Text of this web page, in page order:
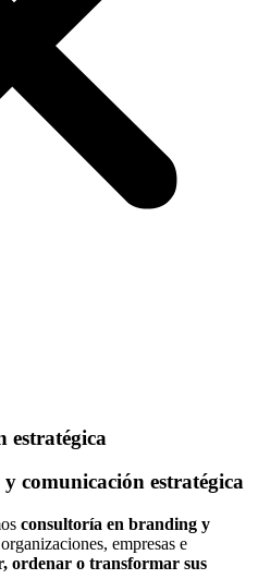
estratégica
comunicación estratégica
consultoría en branding y
empresas e
ordenar o transformar sus